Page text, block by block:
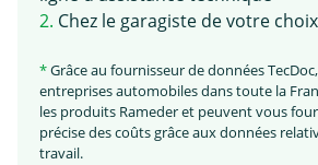
2. Chez le garagiste de votre
*Grâce au fournisseur de données
entreprises automobiles dans toute la
les produits Rameder et peuvent vous
précise des coûts grâce aux données
travail.